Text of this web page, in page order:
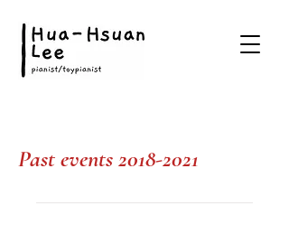
Past events2018-2021